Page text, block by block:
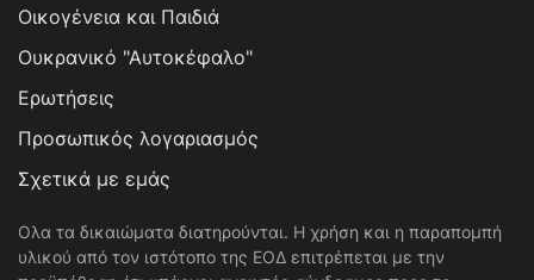
Οικογένεια και Παιδιά
Ουκρανικό "Αυτοκέφαλο"
Ερωτήσεις
Προσωπικός λογαριασμός
Σχετικά με εμάς
Ολα τα δικαιώματα διατηρούνται. Η χρήση και η παραπομπή
υλικού από τον ιστότοπο της ΕΟΔ επιτρέπεται με την